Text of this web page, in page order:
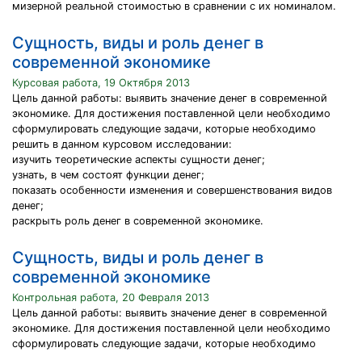
мизерной реальной стоимостью в сравнении с их номиналом.
Сущность, виды и роль денег в
современной экономике
Курсовая работа, 19 Октября 2013
Цель данной работы: выявить значение денег в современной
экономике. Для достижения поставленной цели необходимо
сформулировать следующие задачи, которые необходимо
решить в данном курсовом исследовании:
изучить теоретические аспекты сущности денег;
узнать, в чем состоят функции денег;
показать особенности изменения и совершенствования видов
денег;
раскрыть роль денег в современной экономике.
Сущность, виды и роль денег в
современной экономике
Контрольная работа, 20 Февраля 2013
Цель данной работы: выявить значение денег в современной
экономике. Для достижения поставленной цели необходимо
сформулировать следующие задачи, которые необходимо